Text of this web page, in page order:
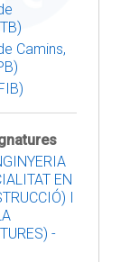
Camins,
EN
I
-